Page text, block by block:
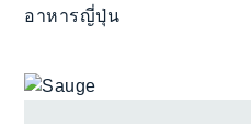
อาหารญี่ปุ่น